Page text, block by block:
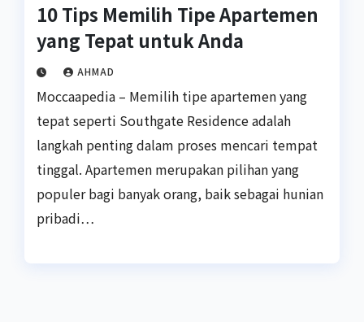
10 Tips Memilih Tipe Apartemen
yang Tepat untuk Anda
AHMAD
Moccaapedia – Memilih tipe apartemen yang
tepat seperti Southgate Residence adalah
langkah penting dalam proses mencari tempat
tinggal. Apartemen merupakan pilihan yang
populer bagi banyak orang, baik sebagai hunian
pribadi…